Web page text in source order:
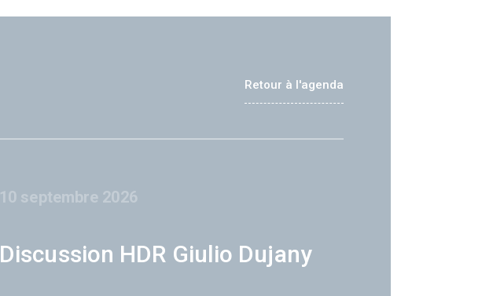
Retour à l'agenda
10 septembre 2026
Discussion HDR Giulio Dujany